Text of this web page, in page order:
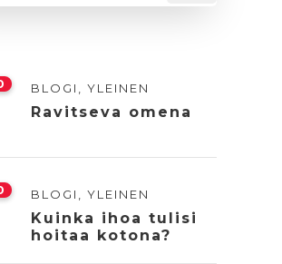
BLOGI YLEINEN
Ravitseva omena
BLOGI YLEINEN
Kuinka ihoa tulisi
hoitaa kotona?